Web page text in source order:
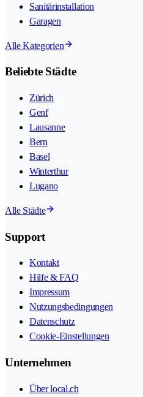
Sanitärinstallation
Garagen
Alle Kategorien
Beliebte Städte
Zürich
Genf
Lausanne
Bern
Basel
Winterthur
Lugano
Alle Städte
Support
Kontakt
Hilfe & FAQ
Impressum
Nutzungsbedingungen
Datenschutz
Cookie-Einstellungen
Unternehmen
Über local.ch